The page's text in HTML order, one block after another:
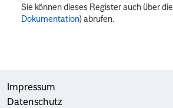
Sie können dieses Register auch über
Dokumentation) abrufen.
Impressum
Datenschutz